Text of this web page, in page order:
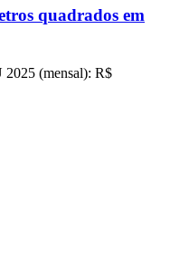
quadrados em
(mensal): R$